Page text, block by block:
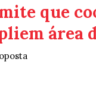
que
área